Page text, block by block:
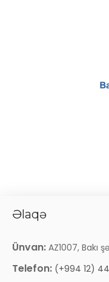
Əlaqə
Ünvan: AZ1007, Bakı
Telefon: (+994 12)